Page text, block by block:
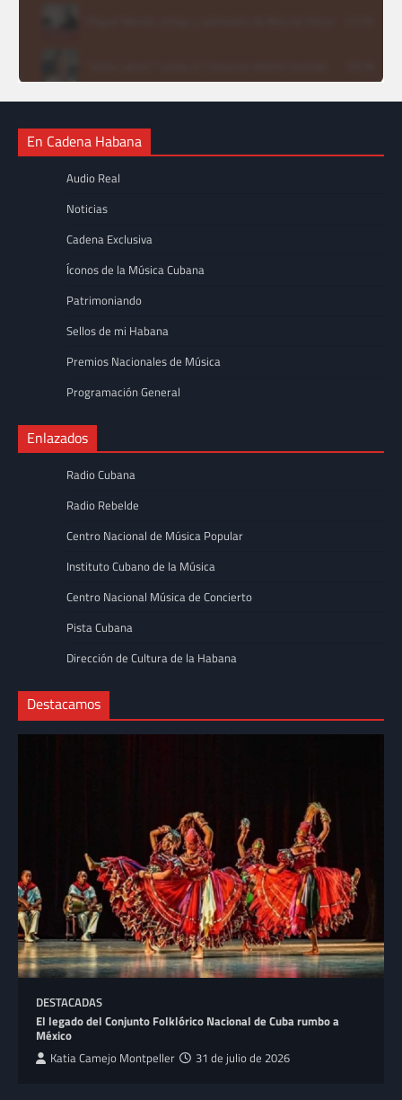
En Cadena Habana
Audio Real
Noticias
Cadena Exclusiva
Íconos de la Música Cubana
Patrimoniando
Sellos de mi Habana
Premios Nacionales de Música
Programación General
Enlazados
Radio Cubana
Radio Rebelde
Centro Nacional de Música Popular
Instituto Cubano de la Música
Centro Nacional Música de Concierto
Pista Cubana
Dirección de Cultura de la Habana
Destacamos
DESTACADAS
El legado del Conjunto Folklórico Nacional de Cuba rumbo a
México
Katia Camejo Montpeller 31 de julio de 2026